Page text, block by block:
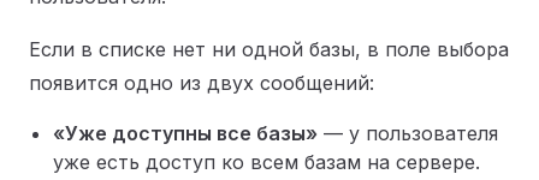
Если в списке нет ни одной базы, в поле выбора
появится одно из двух сообщений:
«Уже доступны все базы» — у пользователя
уже есть доступ ко всем базам на сервере.